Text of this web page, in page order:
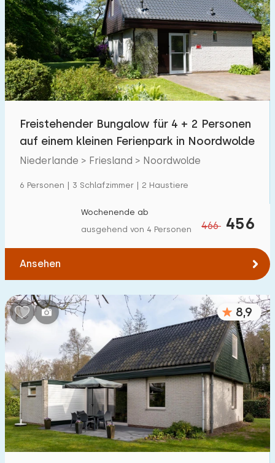
Freistehender Bungalow für 4 + 2 Personen
auf einem kleinen Ferienpark in Noordwolde
Niederlande > Friesland > Noordwolde
6 Personen | 3 Schlafzimmer | 2 Haustiere
466 456
Wochenende ab
ausgehend von 4 Personen
Ansehen
8,9